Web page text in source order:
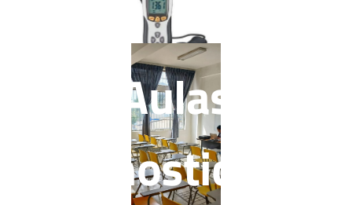
Aulas
diagnosticadas